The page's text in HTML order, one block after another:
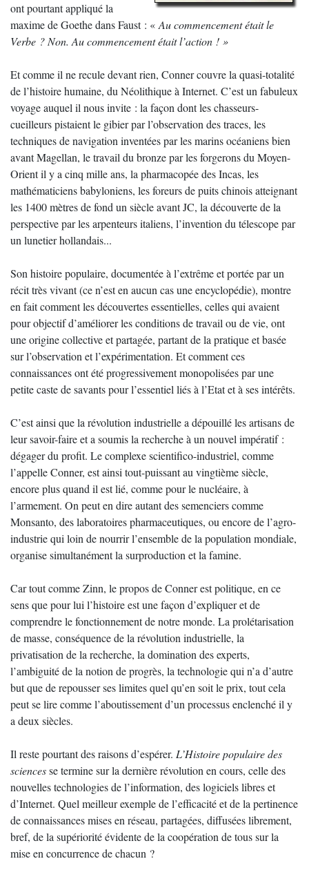
ont pourtant appliqué la
maxime de Goethe dans Faust : « Au commencement était le
Verbe ? Non. Au commencement était l’action ! »
Et comme il ne recule devant rien, Conner couvre la quasi-totalité
de l’histoire humaine, du Néolithique à Internet. C’est un fabuleux
voyage auquel il nous invite : la façon dont les chasseurs-
cueilleurs pistaient le gibier par l’observation des traces, les
techniques de navigation inventées par les marins océaniens bien
avant Magellan, le travail du bronze par les forgerons du Moyen-
Orient il y a cinq mille ans, la pharmacopée des Incas, les
mathématiciens babyloniens, les foreurs de puits chinois atteignant
les 1400 mètres de fond un siècle avant JC, la découverte de la
perspective par les arpenteurs italiens, l’invention du télescope par
un lunetier hollandais...
Son histoire populaire, documentée à l’extrême et portée par un
récit très vivant (ce n’est en aucun cas une encyclopédie), montre
en fait comment les découvertes essentielles, celles qui avaient
pour objectif d’améliorer les conditions de travail ou de vie, ont
une origine collective et partagée, partant de la pratique et basée
sur l’observation et l’expérimentation. Et comment ces
connaissances ont été progressivement monopolisées par une
petite caste de savants pour l’essentiel liés à l’Etat et à ses intérêts.
C’est ainsi que la révolution industrielle a dépouillé les artisans de
leur savoir-faire et a soumis la recherche à un nouvel impératif :
dégager du profit. Le complexe scientifico-industriel, comme
l’appelle Conner, est ainsi tout-puissant au vingtième siècle,
encore plus quand il est lié, comme pour le nucléaire, à
l’armement. On peut en dire autant des semenciers comme
Monsanto, des laboratoires pharmaceutiques, ou encore de l’agro-
industrie qui loin de nourrir l’ensemble de la population mondiale,
organise simultanément la surproduction et la famine.
Car tout comme Zinn, le propos de Conner est politique, en ce
sens que pour lui l’histoire est une façon d’expliquer et de
comprendre le fonctionnement de notre monde. La prolétarisation
de masse, conséquence de la révolution industrielle, la
privatisation de la recherche, la domination des experts,
l’ambiguité de la notion de progrès, la technologie qui n’a d’autre
but que de repousser ses limites quel qu’en soit le prix, tout cela
peut se lire comme l’aboutissement d’un processus enclenché il y
a deux siècles.
Il reste pourtant des raisons d’espérer. L’Histoire populaire des
sciencesse termine sur la dernière révolution en cours, celle des
nouvelles technologies de l’information, des logiciels libres et
d’Internet. Quel meilleur exemple de l’efficacité et de la pertinence
de connaissances mises en réseau, partagées, diffusées librement,
bref, de la supériorité évidente de la coopération de tous sur la
mise en concurrence de chacun ?